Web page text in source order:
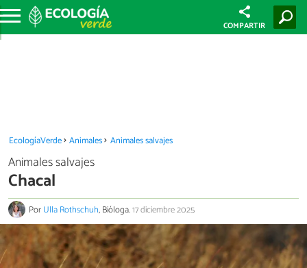
COMPARTIR
EcologíaVerde Animales Animales salvajes
Animales salvajes
Chacal
PorUlla Rothschuh, Bióloga.17 diciembre 2025